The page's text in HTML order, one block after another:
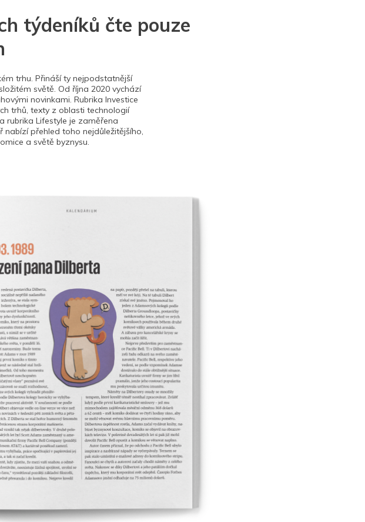
týdeníků čte pouze
trhu. Přináší ty nejpodstatnější
světě. Od října 2020 vychází
novinkami. Rubrika Investice
trhů, texty z oblasti technologií
rubrika Lifestyle je zaměřena
nabízí přehled toho nejdůležitějšího,
a světě byznysu.